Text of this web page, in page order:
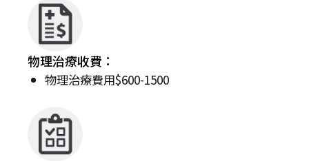
物理治療收費：
物理治療費用$600-1500